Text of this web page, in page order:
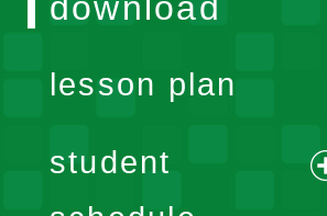
lesson plan
student